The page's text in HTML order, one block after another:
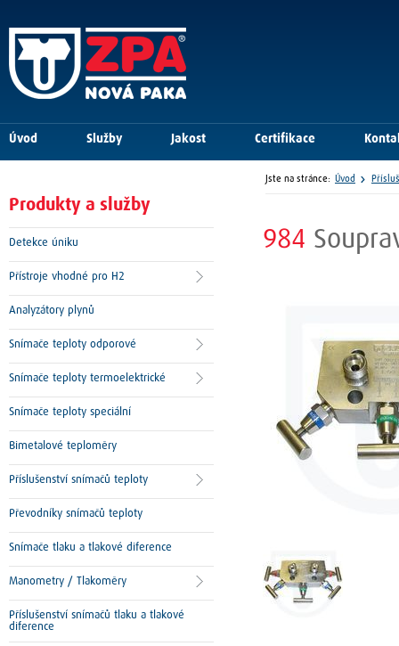
984
Produkty a služby
Detekce úniku
Přístroje vhodné pro H2
Analyzátory plynů
Snímače teploty odporové
Snímače teploty termoelektrické
Snímače teploty speciální
Bimetalové teploměry
Příslušenství snímačů teploty
Převodníky snímačů teploty
Snímače tlaku a tlakové diference
Manometry / Tlakoměry
Příslušenství snímačů tlaku a tlakové
diference
Úvod Služby Jakost Certifikace
Jste na stránce: Úvod